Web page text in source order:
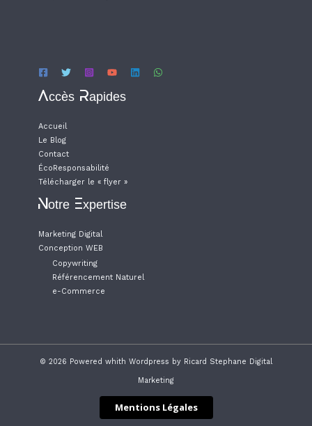
Accès Rapides
Accueil
Le Blog
Contact
ÉcoResponsabilité
Télécharger le « flyer »
Notre Expertise
Marketing Digital
Conception WEB
Copywriting
Référencement Naturel
e-Commerce
© 2026 Powered whith Wordpress by Ricard Stephane Digital
Marketing
Mentions Légales